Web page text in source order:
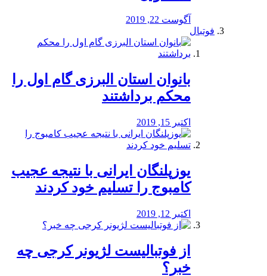
آگوست 22, 2019
فوتبال
بانوان استان البرزی گام اول را
محكم برداشتند
اکتبر 15, 2019
یوزپلنگان ایرانی با نتیجه عجیب
کامبوج را تسلیم خود کردند
اکتبر 12, 2019
از فوتبالیست لژیونر کرجی چه
خبر؟